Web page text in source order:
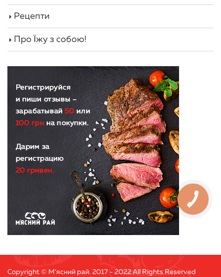
Рецепти
Про Їжу з собою!
Copyright © М’ясний рай. 2017 - 2022 All Rights Reserved